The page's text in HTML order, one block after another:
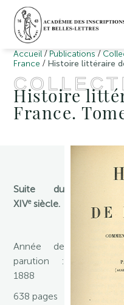
Accueil / Publications /
France / Histoire littéraire
Histoire
France.
Suite du
XIVesiècle.
Année de
parution :
1888
638 pages